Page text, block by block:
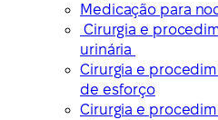
Medicação para
Cirurgia e
urinária
Cirurgia e
de esforço
Cirurgia e